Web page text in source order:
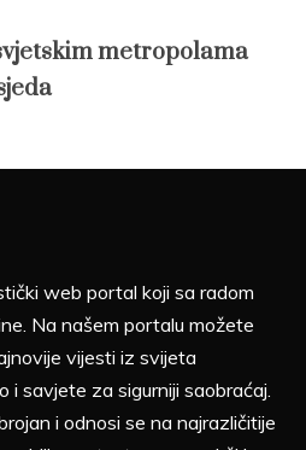
metropolama
web portal koji sa radom
Na našem portalu možete
vijesti iz svijeta
i savjete za sigurniji saobraćaj.
i odnosi se na najrazličitije